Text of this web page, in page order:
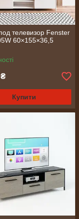
телевизор Fenster
60×155×36,5
₴
Купити